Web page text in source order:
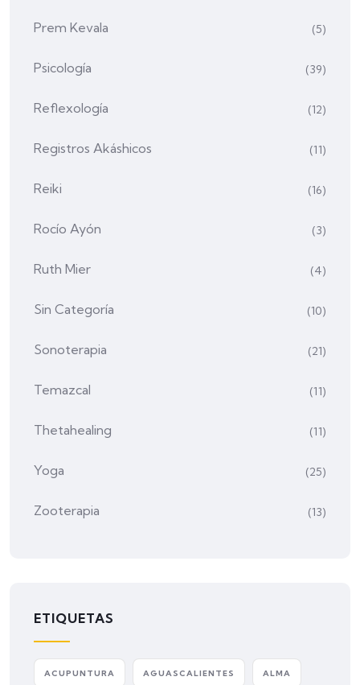
Prem Kevala (5)
Psicología (39)
Reflexología (12)
Registros Akáshicos (11)
Reiki (16)
Rocío Ayón (3)
Ruth Mier (4)
Sin Categoría (10)
Sonoterapia (21)
Temazcal (11)
Thetahealing (11)
Yoga (25)
Zooterapia (13)
ETIQUETAS
ACUPUNTURA AGUASCALIENTES ALMA